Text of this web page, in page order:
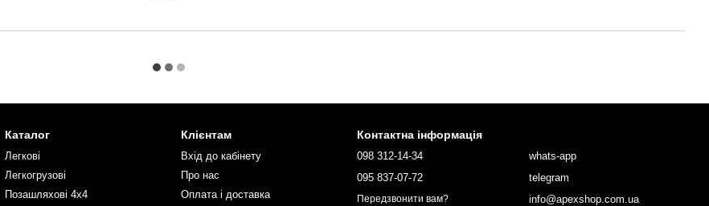
Каталог
Легкові
Легкогрузові
Позашляхові 4х4
Клієнтам
Вхід до кабінету
Про нас
Оплата і доставка
Контактна інформація
098 312-14-34
095 837-07-72
Передзвонити вам?
whats-app
telegram
info@apexshop.com.ua